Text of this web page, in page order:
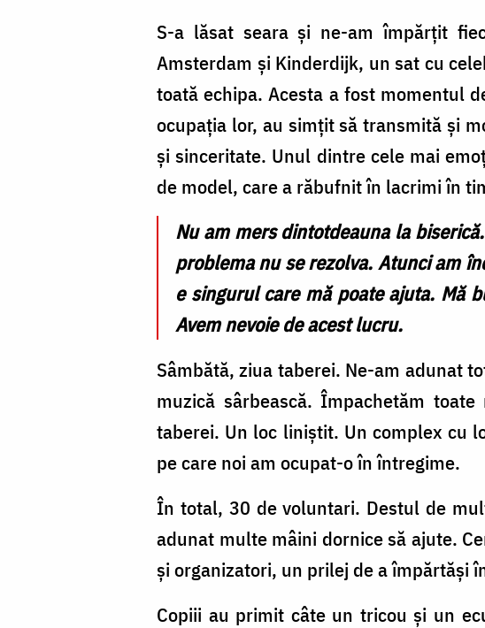
S-a lăsat seara și ne-am împărțit
Amsterdam și Kinderdijk, un sat cu
toată echipa. Acesta a fost momentul
ocupația lor, au simțit să transmită și
și sinceritate. Unul dintre cele mai
de model, care a răbufnit în lacrimi în
Nu am mers dintotdeauna la
problema nu se rezolva. Atunci am
e singurul care mă poate ajuta. Mă
Avem nevoie de acest lucru.
Sâmbătă, ziua taberei. Ne-am adunat
muzică sârbească. Împachetăm
taberei. Un loc liniștit. Un complex cu
pe care noi am ocupat-o în întregime.
În total, 30 de voluntari. Destul de
adunat multe mâini dornice să ajute.
și organizatori, un prilej de a împărtăși
Copiii au primit câte un tricou și un